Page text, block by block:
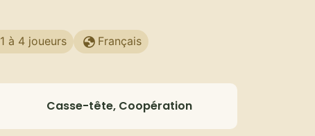
1 à 4 joueurs Français
Casse-tête, Coopération